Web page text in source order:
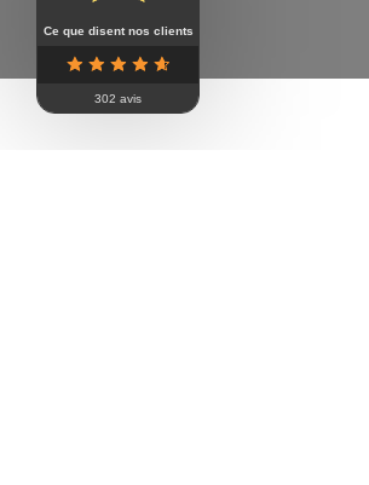
Ce que disent nos clients
302 avis